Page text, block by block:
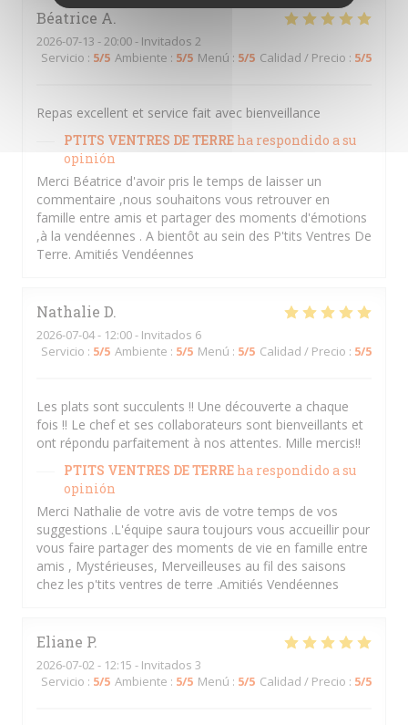
Béatrice A
2026-07-13 - 20:00 - Invitados 2
Servicio : 5/5 Ambiente : 5/5 Menú : 5/5 Calidad / Precio : 5/5
Repas excellent et service fait avec bienveillance
PTITS VENTRES DE TERRE ha respondido a su
opinión
Merci Béatrice d'avoir pris le temps de laisser un
commentaire ,nous souhaitons vous retrouver en
famille entre amis et partager des moments d'émotions
,à la vendéennes . A bientôt au sein des P'tits Ventres De
Terre. Amitiés Vendéennes
Nathalie D
2026-07-04- 12:00 - Invitados 6
Servicio : 5/5 Ambiente : 5/5 Menú : 5/5 Calidad / Precio : 5/5
Les plats sont succulents !! Une découverte a chaque
fois !! Le chef et ses collaborateurs sont bienveillants et
ont répondu parfaitement à nos attentes. Mille mercis!!
PTITS VENTRES DE TERRE ha respondido a su
opinión
Merci Nathalie de votre avis de votre temps de vos
suggestions .L'équipe saura toujours vous accueillir pour
vous faire partager des moments de vie en famille entre
amis , Mystérieuses, Merveilleuses au fil des saisons
chez les p'tits ventres de terre .Amitiés Vendéennes
Eliane P
2026-07-02 - 12:15 - Invitados 3
Servicio : 5/5 Ambiente : 5/5 Menú : 5/5 Calidad / Precio : 5/5